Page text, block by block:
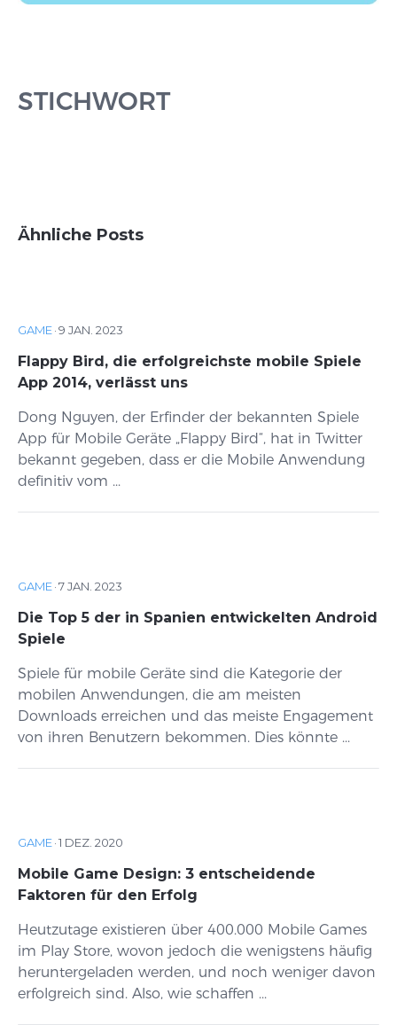
STICHWORT
Ähnliche Posts
GAME·9 JAN. 2023
Flappy Bird, die erfolgreichste mobile Spiele
App 2014, verlässt uns
Dong Nguyen, der Erfinder der bekannten Spiele
App für Mobile Geräte „Flappy Bird“, hat in Twitter
bekannt gegeben, dass er die Mobile Anwendung
definitiv vom ...
GAME·7 JAN. 2023
Die Top 5 der in Spanien entwickelten Android
Spiele
Spiele für mobile Geräte sind die Kategorie der
mobilen Anwendungen, die am meisten
Downloads erreichen und das meiste Engagement
von ihren Benutzern bekommen. Dies könnte ...
GAME·1 DEZ. 2020
Mobile Game Design: 3 entscheidende
Faktoren für den Erfolg
Heutzutage existieren über 400.000 Mobile Games
im Play Store, wovon jedoch die wenigstens häufig
heruntergeladen werden, und noch weniger davon
erfolgreich sind. Also, wie schaffen ...